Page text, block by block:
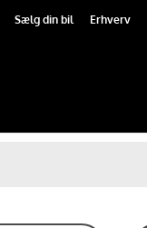
Sælg din bil Erhverv